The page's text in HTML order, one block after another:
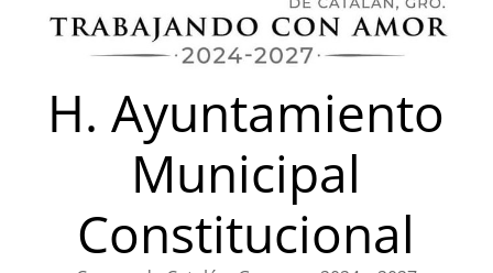
H. Ayuntamiento
Municipal
Constitucional